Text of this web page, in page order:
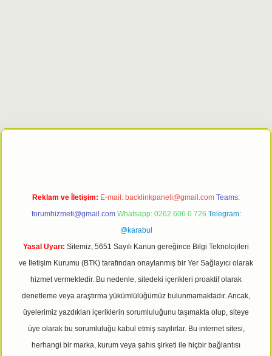
giriş adresitulipbett.net
Reklam ve İletişim: E-mail: backlinkpaneli@gmail.com Teams:
forumhizmeti@gmail.com Whatsapp: 0262 606 0 726 Telegram:
@karabul
Yasal Uyarı: Sitemiz, 5651 Sayılı Kanun gereğince Bilgi Teknolojileri
ve İletişim Kurumu (BTK) tarafından onaylanmış bir Yer Sağlayıcı olarak
hizmet vermektedir. Bu nedenle, sitedeki içerikleri proaktif olarak
denetleme veya araştırma yükümlülüğümüz bulunmamaktadır. Ancak,
üyelerimiz yazdıkları içeriklerin sorumluluğunu taşımakta olup, siteye
üye olarak bu sorumluluğu kabul etmiş sayılırlar. Bu internet sitesi,
herhangi bir marka, kurum veya şahıs şirketi ile hiçbir bağlantısı